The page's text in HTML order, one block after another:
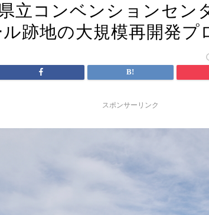
立コンベンションセン
ル跡地の大規模再開発
スポンサーリンク